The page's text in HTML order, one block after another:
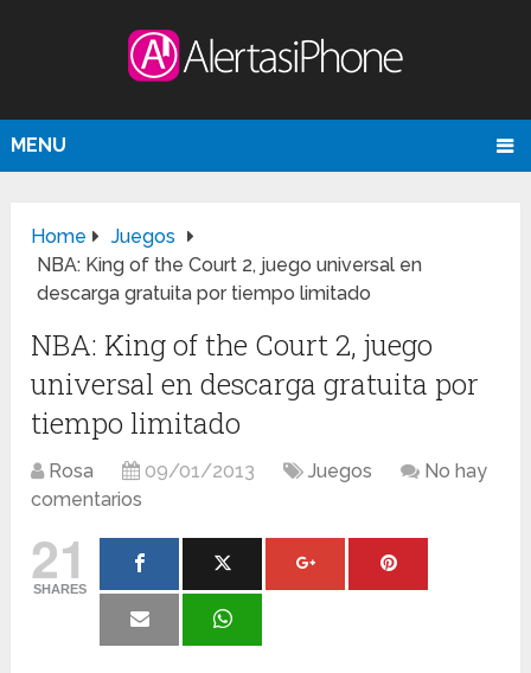
MENU
Home
Juegos
NBA: King of the Court 2, juego universal en
descarga gratuita por tiempo limitado
NBA: King of the Court 2, juego
universal en descarga gratuita por
tiempo limitado
Rosa 09/01/2013 Juegos
No hay
comentarios
21
SHARES